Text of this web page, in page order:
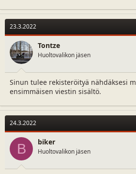
23.3.2022
Tontze
Huoltovalikon jäsen
Sinun tulee rekisteröityä nähdäksesi
ensimmäisen viestin sisältö.
24.3.2022
B biker
Huoltovalikon jäsen